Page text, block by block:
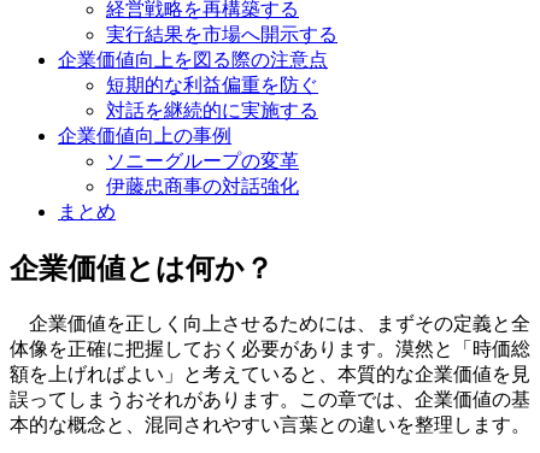
経営戦略を再構築する
実行結果を市場へ開示する
企業価値向上を図る際の注意点
短期的な利益偏重を防ぐ
対話を継続的に実施する
企業価値向上の事例
ソニーグループの変革
伊藤忠商事の対話強化
まとめ
企業価値とは何か？
企業価値を正しく向上させるためには、まずその定義と全
体像を正確に把握しておく必要があります。漠然と「時価総
額を上げればよい」と考えていると、本質的な企業価値を見
誤ってしまうおそれがあります。この章では、企業価値の基
本的な概念と、混同されやすい言葉との違いを整理します。